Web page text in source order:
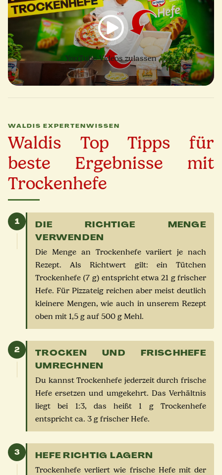
YouTube-Videos zulassen
WALDIS EXPERTENWISSEN
Waldis Top Tipps für
beste Ergebnisse mit
Trockenhefe
1
DIE RICHTIGE MENGE
VERWENDEN
Die Menge an Trockenhefe variiert je nach
Rezept. Als Richtwert gilt: ein Tütchen
Trockenhefe (7 g) entspricht etwa 21 g frischer
Hefe. Für Pizzateig reichen aber meist deutlich
kleinere Mengen, wie auch in unserem Rezept
oben mit 1,5 g auf 500 g Mehl.
2
TROCKEN UND FRISCHHEFE
UMRECHNEN
Du kannst Trockenhefe jederzeit durch frische
Hefe ersetzen und umgekehrt. Das Verhältnis
liegt bei 1:3, das heißt 1 g Trockenhefe
entspricht ca. 3 g frischer Hefe.
3 HEFE RICHTIG LAGERN
Trockenhefe verliert wie frische Hefe mit der